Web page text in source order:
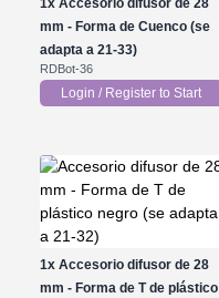
mm - Forma de Cuenco (se
adapta a 21-33)
RDBot-36
Login / Register to Start
1xAccesorio difusor de 28
mm - Forma de T de plástico